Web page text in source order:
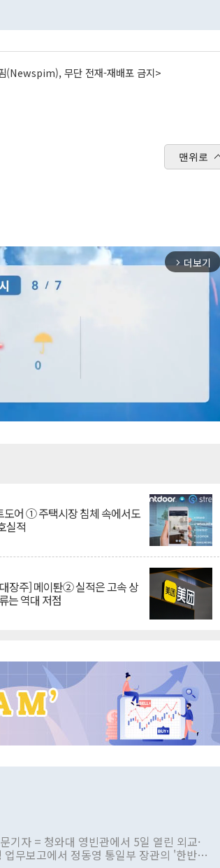
(Newspim), 무단 전재-재배포 금지>
맨위로
arrow_forward_ios 더보기
도어 ① 주택시장 침체 속에서도
실적
장주] 메이퇀② 실적은 고속 상
는 역대 저점
기자 = 청와대 영빈관에서 5일 열린 외교·
무보고에서 정동영 통일부 장관의 '한반도